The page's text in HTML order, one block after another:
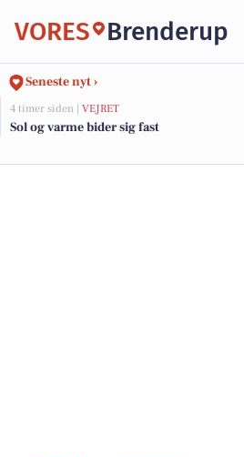
VORES Brenderup
Seneste nyt ›
4 timer siden | VEJRET
Sol og varme bider sig fast